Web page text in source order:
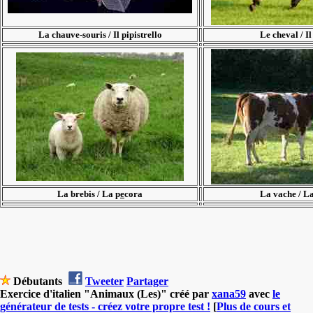
La chauve-souris / Il pipistrello Le cheval /
La brebis / La pecora La vache /
Débutants Tweeter Partager
Exercice d'italien "Animaux (Les)" créé par xana59 avec le
générateur de tests - créez votre propre test ! [Plus de cours et